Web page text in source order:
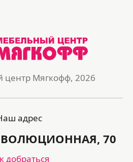
Мягкофф, 2026
адрес
70
добраться